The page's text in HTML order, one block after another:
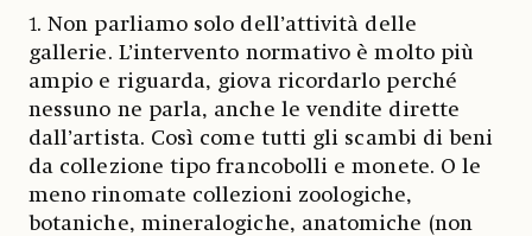
1. Non parliamo solo dell’attività delle
gallerie. L’intervento normativo è molto più
ampio e riguarda, giova ricordarlo perché
nessuno ne parla, anche le vendite dirette
dall’artista. Così come tutti gli scambi di beni
da collezione tipo francobolli e monete. O le
meno rinomate collezioni zoologiche,
botaniche, mineralogiche, anatomiche (non